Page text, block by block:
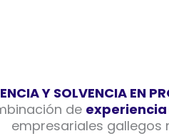
Y SOLVENCIA EN
de experiencia
empresariales gallegos